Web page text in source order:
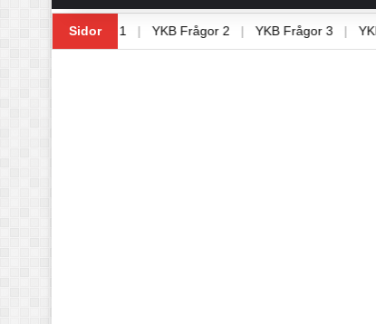
Sidor
YKB Frågor 1 | YKB Frågor 2 | YKB Frågor 3 |